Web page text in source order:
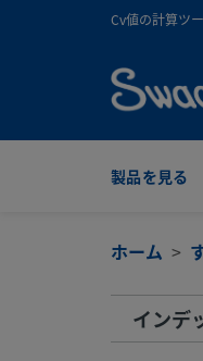
text.skipToContent
text.skipToNavigation
Cv値の計算ツ
製品を見る
ホーム
インデ